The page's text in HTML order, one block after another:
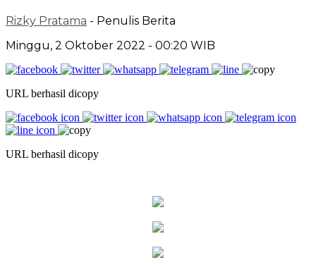
Rizky Pratama - Penulis Berita
Minggu, 2 Oktober 2022 - 00:20 WIB
URL berhasil dicopy
URL berhasil dicopy